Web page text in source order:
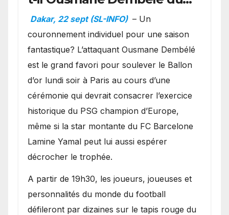
Ballon d’or ?
Dakar, 22 sept (SL-INFO) – Un
couronnement individuel pour une saison
fantastique? L’attaquant Ousmane Dembélé
est le grand favori pour soulever le Ballon
d’or lundi soir à Paris au cours d’une
cérémonie qui devrait consacrer l’exercice
historique du PSG champion d’Europe,
même si la star montante du FC Barcelone
Lamine Yamal peut lui aussi espérer
décrocher le trophée.
A partir de 19h30, les joueurs, joueuses et
personnalités du monde du football
défileront par dizaines sur le tapis rouge du